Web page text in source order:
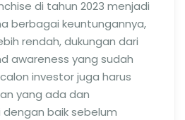
di tahun 2023 menjadi
berbagai keuntungannya,
rendah, dukungan dari
awareness yang sudah
investor juga harus
yang ada dan
baik sebelum